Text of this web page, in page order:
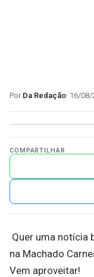
Da Redação 16/08/
COMPARTILHAR
Quer uma notícia
na Machado
Vem aproveitar!